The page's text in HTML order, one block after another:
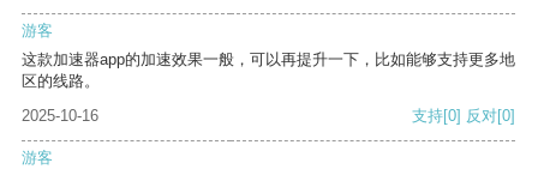
游客
这款加速器app的加速效果一般，可以再提升一下，比如能够支持更多地
区的线路。
2025-10-16
支持[0] 反对[0]
游客